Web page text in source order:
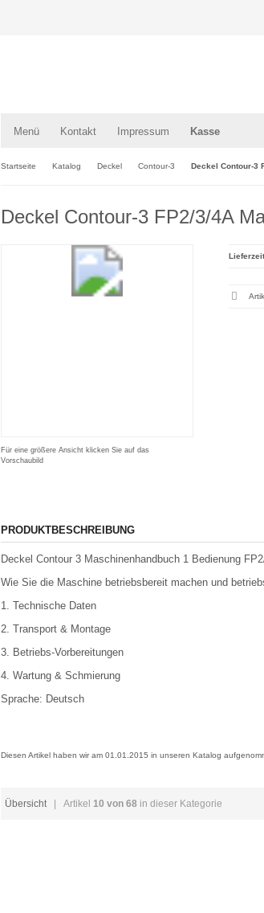
Menü Kontakt Impressum Kasse
Startseite Katalog Deckel Contour-3 Deckel Contour-3
Deckel Contour-3 FP2/3/4A
Für eine größere Ansicht klicken Sie auf das
Vorschaubild
PRODUKTBESCHREIBUNG
Deckel Contour 3 Maschinenhandbuch 1 Bedienung
Wie Sie die Maschine betriebsbereit machen und
1. Technische Daten
2. Transport & Montage
3. Betriebs-Vorbereitungen
4. Wartung & Schmierung
Sprache: Deutsch
Diesen Artikel haben wir am 01.01.2015 in unseren Katalog
Übersicht| Artikel 10 von 68 in dieser Kategorie